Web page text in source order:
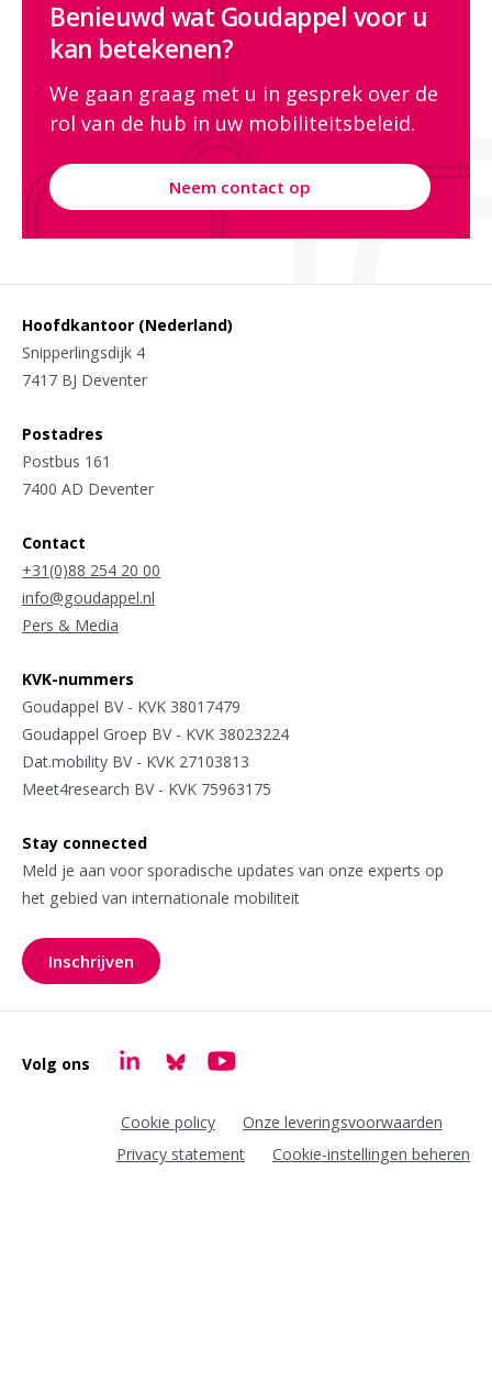
Benieuwd wat Goudappel voor u
kan betekenen?
We gaan graag met u in gesprek over de
rol van de hub in uw mobiliteitsbeleid.
Neem contact op
Hoofdkantoor (Nederland)
Snipperlingsdijk 4
7417 BJ Deventer
Postadres
Postbus 161
7400 AD Deventer
Contact
+31(0)88 254 20 00
info@goudappel.nl
Pers & Media
KVK-nummers
Goudappel BV - KVK 38017479
Goudappel Groep BV - KVK 38023224
Dat.mobility BV - KVK 27103813
Meet4research BV - KVK 75963175
Stay connected
Meld je aan voor sporadische updates van onze experts op
het gebied van internationale mobiliteit
Inschrijvenvoor onze nieuwsbrief
Volg ons Goudappel LinkedIn
Goudappel BlueSky
Goudappel YouTube
Cookie policy
Onze leveringsvoorwaarden
Privacy statement
Cookie-instellingen beheren